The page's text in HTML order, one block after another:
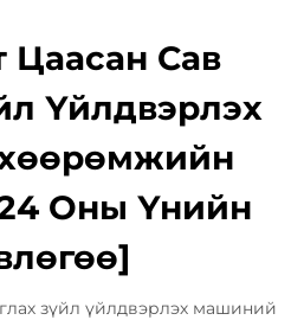
Цаасан Сав
Үйлдвэрлэх
Оны Үнийн
зүйл үйлдвэрлэх машиний